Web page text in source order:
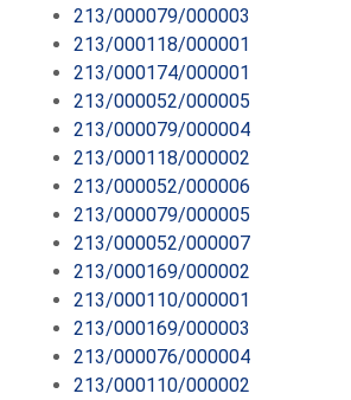
213/000079/000003
213/000118/000001
213/000174/000001
213/000052/000005
213/000079/000004
213/000118/000002
213/000052/000006
213/000079/000005
213/000052/000007
213/000169/000002
213/000110/000001
213/000169/000003
213/000076/000004
213/000110/000002